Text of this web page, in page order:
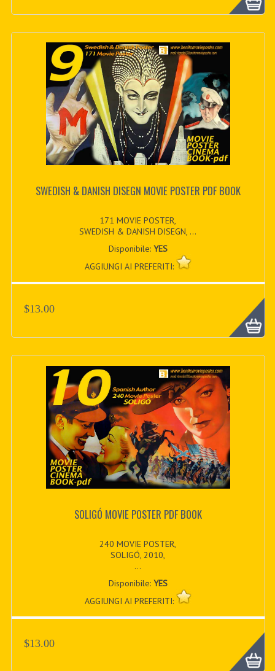
SWEDISH & DANISH DISEGN MOVIE POSTER PDF BOOK
171 MOVIE POSTER,
SWEDISH & DANISH DISEGN, ...
Disponibile: YES
AGGIUNGI AI PREFERITI:
$13.00
SOLIGÓ MOVIE POSTER PDF BOOK
240 MOVIE POSTER,
SOLIGÓ, 2010,
...
Disponibile: YES
AGGIUNGI AI PREFERITI:
$13.00